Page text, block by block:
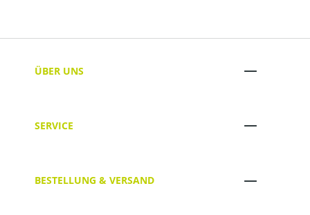
ÜBER UNS
SERVICE
BESTELLUNG & VERSAND